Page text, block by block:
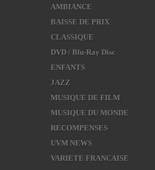
AMBIANCE
BAISSE DE PRIX
CLASSIQUE
DVD / Blu-Ray Disc
ENFANTS
JAZZ
MUSIQUE DE FILM
MUSIQUE DU MONDE
RECOMPENSES
UVM NEWS
VARIETE FRANCAISE